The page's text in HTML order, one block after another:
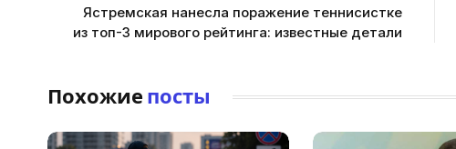
Ястремская нанесла поражение теннисистке
из топ-3 мирового рейтинга: известные детали
Похожие посты